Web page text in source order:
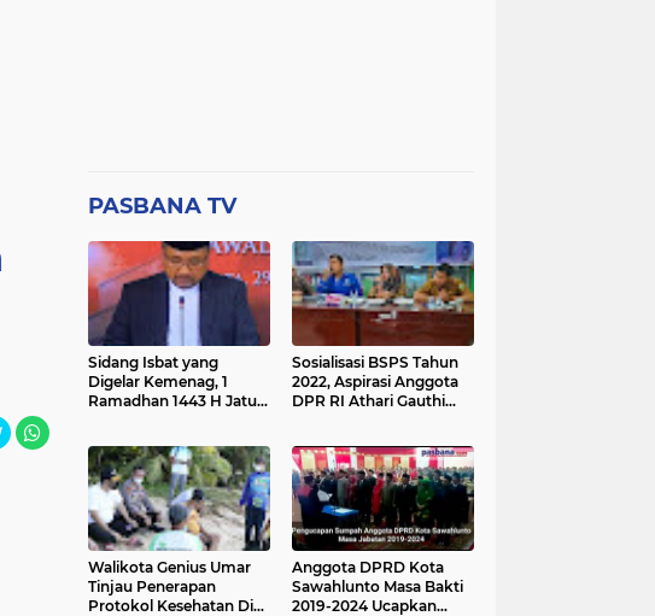
PASBANA TV
Sidang Isbat yang
Digelar Kemenag, 1
Ramadhan 1443 H Jatuh
Sosialisasi BSPS Tahun
2022, Aspirasi Anggota
DPR RI Athari Gauthi
Walikota Genius Umar
Tinjau Penerapan
Protokol Kesehatan Di
Anggota DPRD Kota
Sawahlunto Masa Bakti
2019-2024 Ucapkan